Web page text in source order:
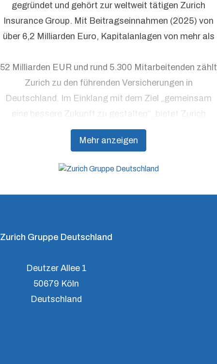
Mehr anzeigen
gegründet und gehört zur weltweit tätigen Zurich
Insurance Group. Mit Beitragseinnahmen (2025) von
über 6,2 Milliarden Euro, Kapitalanlagen von mehr als
52 Milliarden EUR und rund 5.300 Mitarbeitenden zählt
Zurich zu den führenden Versicherungen in
Deutschland. Im Einklang mit dem Ziel „gemeinsam
eine bessere Zukunft zu gestalten“, bietet Zurich
Präventionsdienstleistungen an, die über traditionelle
Versicherungsprodukte hinausgehen, um Kunden
Zurich Gruppe Deutschland
Deutzer Allee 1
50679 Köln
Deutschland